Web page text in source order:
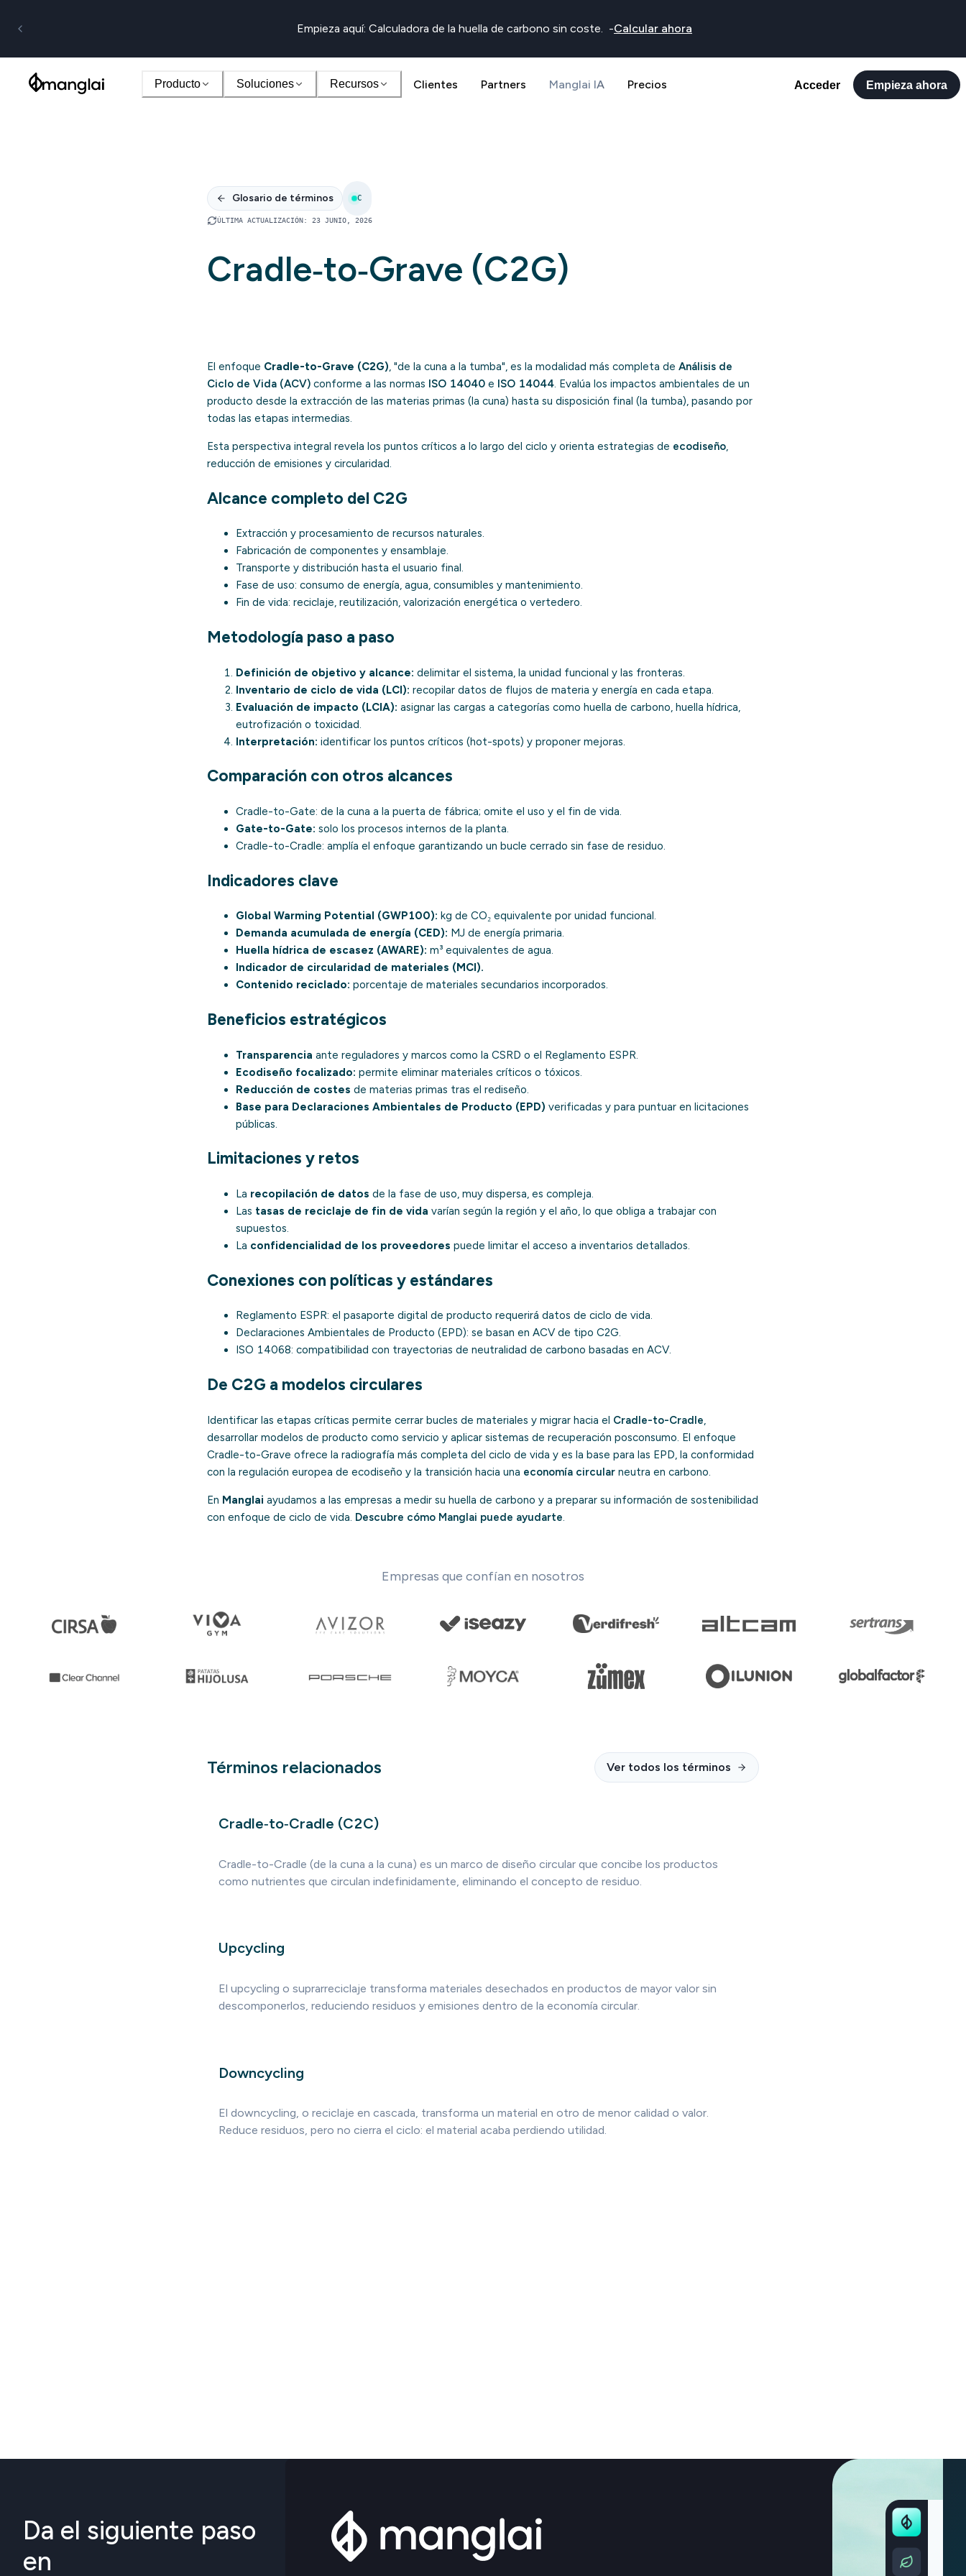
Empieza aquí: Calculadora de la huella de carbono sin coste. -Calcular ahora
Producto Soluciones Recursos Clientes Partners Manglai IA Precios Acceder Empieza ahora
Glosario de términos C
ÚLTIMA ACTUALIZACIÓN: 23 JUNIO, 2026
Cradle‑to‑Grave (C2G)
El enfoque Cradle-to-Grave (C2G), "de la cuna a la tumba", es la modalidad más completa de Análisis de
Ciclo de Vida (ACV) conforme a las normas ISO 14040 e ISO 14044. Evalúa los impactos ambientales de un
producto desde la extracción de las materias primas (la cuna) hasta su disposición final (la tumba), pasando por
todas las etapas intermedias.
Esta perspectiva integral revela los puntos críticos a lo largo del ciclo y orienta estrategias de ecodiseño,
reducción de emisiones y circularidad.
Alcance completo del C2G
Extracción y procesamiento de recursos naturales.
Fabricación de componentes y ensamblaje.
Transporte y distribución hasta el usuario final.
Fase de uso: consumo de energía, agua, consumibles y mantenimiento.
Fin de vida: reciclaje, reutilización, valorización energética o vertedero.
Metodología paso a paso
Definición de objetivo y alcance: delimitar el sistema, la unidad funcional y las fronteras.
Inventario de ciclo de vida (LCI): recopilar datos de flujos de materia y energía en cada etapa.
Evaluación de impacto (LCIA): asignar las cargas a categorías como huella de carbono, huella hídrica,
eutrofización o toxicidad.
Interpretación: identificar los puntos críticos (hot-spots) y proponer mejoras.
Comparación con otros alcances
Cradle-to-Gate: de la cuna a la puerta de fábrica; omite el uso y el fin de vida.
Gate-to-Gate: solo los procesos internos de la planta.
Cradle-to-Cradle: amplía el enfoque garantizando un bucle cerrado sin fase de residuo.
Indicadores clave
Global Warming Potential (GWP100): kg de CO₂ equivalente por unidad funcional.
Demanda acumulada de energía (CED): MJ de energía primaria.
Huella hídrica de escasez (AWARE): m³ equivalentes de agua.
Indicador de circularidad de materiales (MCI).
Contenido reciclado: porcentaje de materiales secundarios incorporados.
Beneficios estratégicos
Transparencia ante reguladores y marcos como la CSRD o el Reglamento ESPR.
Ecodiseño focalizado: permite eliminar materiales críticos o tóxicos.
Reducción de costes de materias primas tras el rediseño.
Base para Declaraciones Ambientales de Producto (EPD) verificadas y para puntuar en licitaciones
públicas.
Limitaciones y retos
La recopilación de datos de la fase de uso, muy dispersa, es compleja.
Las tasas de reciclaje de fin de vida varían según la región y el año, lo que obliga a trabajar con
supuestos.
La confidencialidad de los proveedores puede limitar el acceso a inventarios detallados.
Conexiones con políticas y estándares
Reglamento ESPR: el pasaporte digital de producto requerirá datos de ciclo de vida.
Declaraciones Ambientales de Producto (EPD): se basan en ACV de tipo C2G.
ISO 14068: compatibilidad con trayectorias de neutralidad de carbono basadas en ACV.
De C2G a modelos circulares
Identificar las etapas críticas permite cerrar bucles de materiales y migrar hacia el Cradle-to-Cradle,
desarrollar modelos de producto como servicio y aplicar sistemas de recuperación posconsumo. El enfoque
Cradle-to-Grave ofrece la radiografía más completa del ciclo de vida y es la base para las EPD, la conformidad
con la regulación europea de ecodiseño y la transición hacia una economía circular neutra en carbono.
En Manglai ayudamos a las empresas a medir su huella de carbono y a preparar su información de sostenibilidad
con enfoque de ciclo de vida. Descubre cómo Manglai puede ayudarte.
Empresas que confían en nosotros
Términos relacionados Ver todos los términos
Cradle‑to‑Cradle (C2C)
Cradle-to-Cradle (de la cuna a la cuna) es un marco de diseño circular que concibe los productos
como nutrientes que circulan indefinidamente, eliminando el concepto de residuo.
Upcycling
El upcycling o suprarreciclaje transforma materiales desechados en productos de mayor valor sin
descomponerlos, reduciendo residuos y emisiones dentro de la economía circular.
Downcycling
El downcycling, o reciclaje en cascada, transforma un material en otro de menor calidad o valor.
Reduce residuos, pero no cierra el ciclo: el material acaba perdiendo utilidad.
Da el siguiente paso
en